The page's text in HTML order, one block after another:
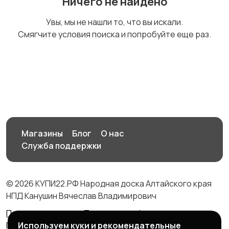
Увы, мы не нашли то, что вы искали.
Смягчите условия поиска и попробуйте еще раз.
Магазины Блог
О нас
Служба поддержки
© 2026 КУПИ22.РФ Народная доска Алтайского края
НПД Канушин Вячеслав Владимирович
Правила сервиса
Политика конфиденциальности
Политика использования cookie
Используем куки и рекомендательные